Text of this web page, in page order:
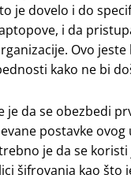
je dovelo i do
i da
Ovo
kako ne bi
je da se obezbedi
postavke ovog
je da se
šifrovanja kao što